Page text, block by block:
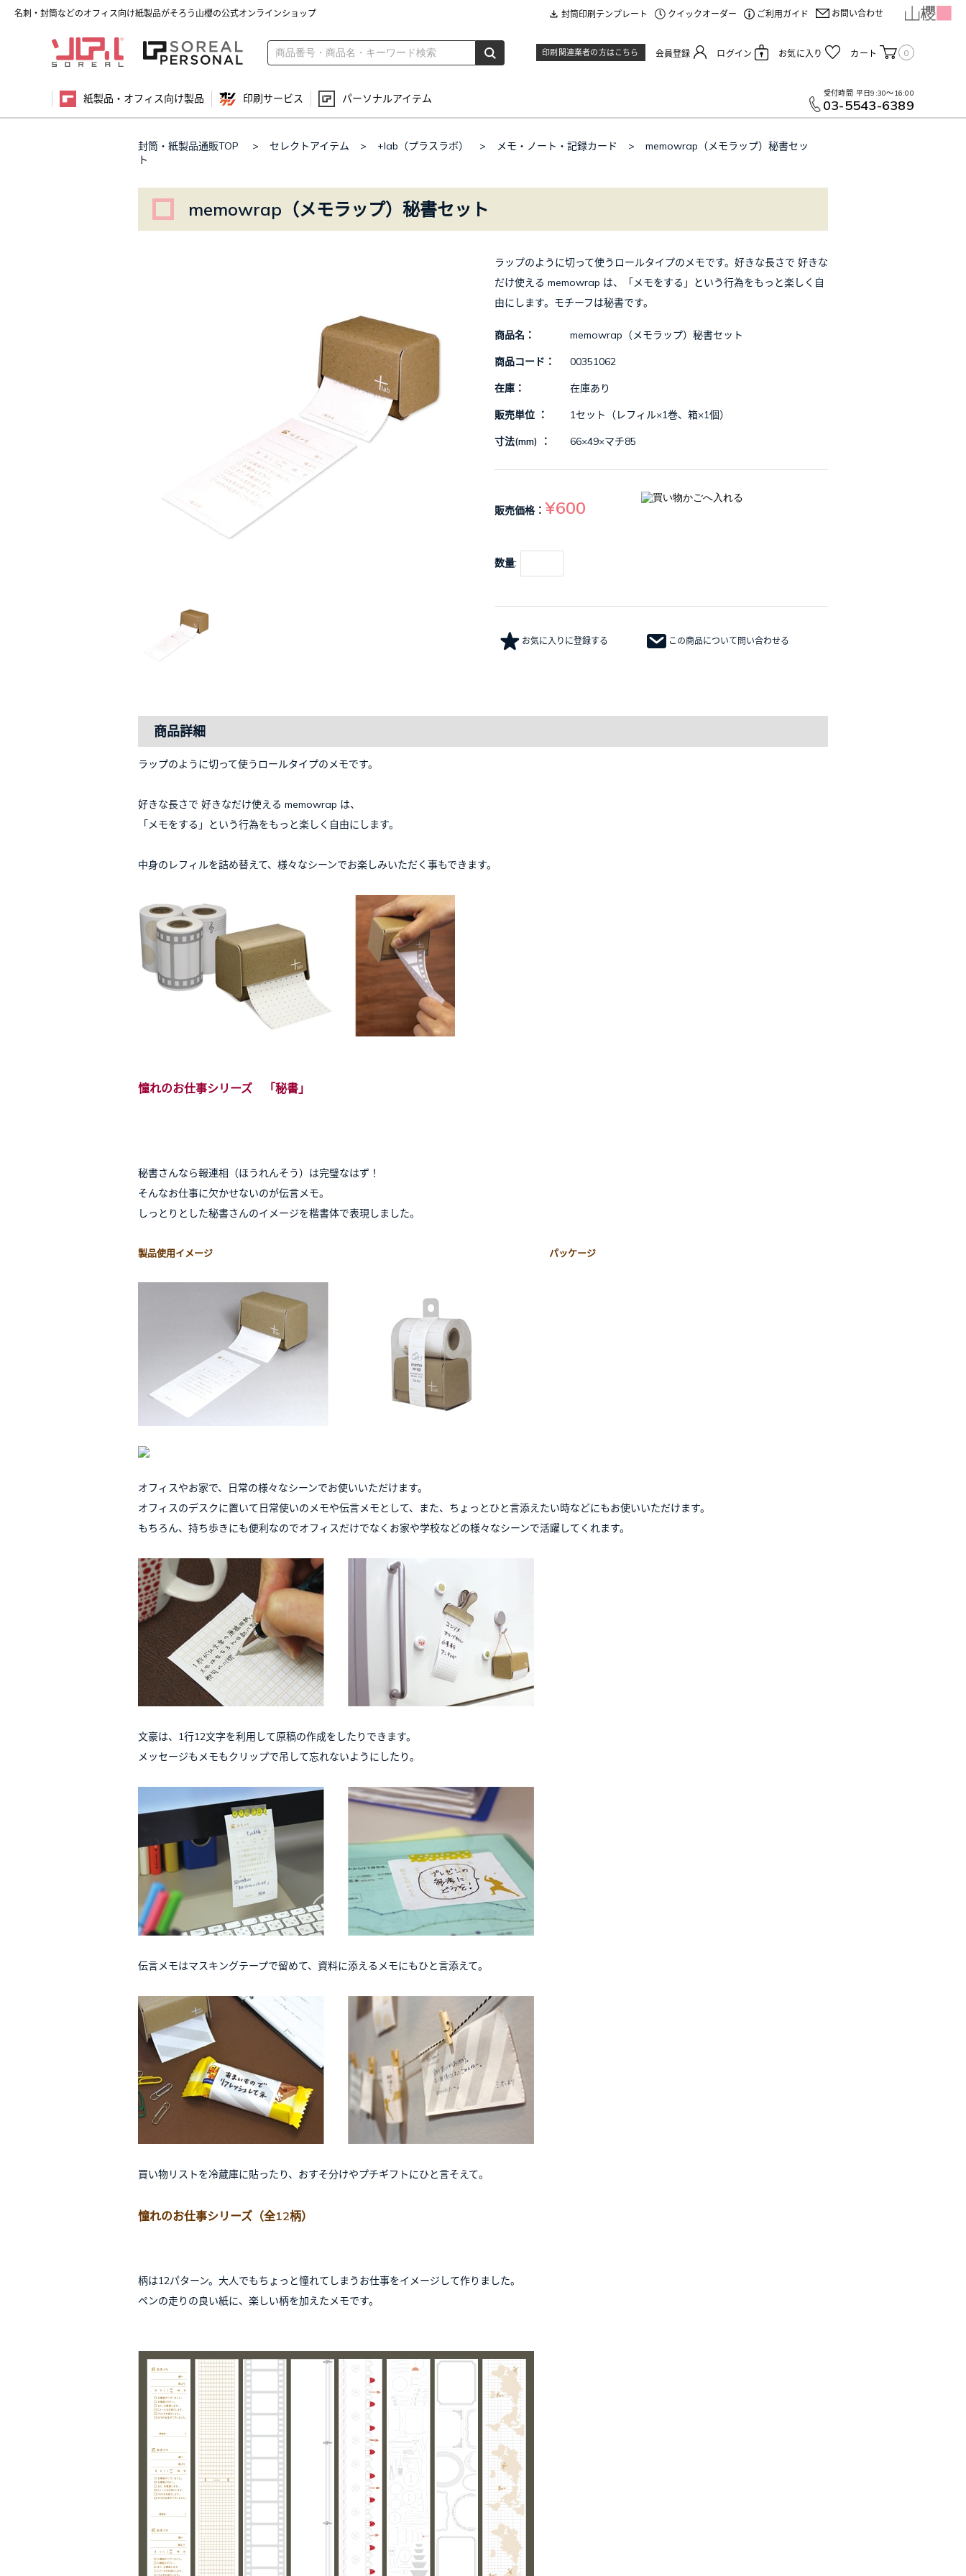
名刺・封筒などのオフィス向け紙製品がそろう山櫻の公式オンラインショップ 封筒印刷テンプレート クイックオーダー ご利用ガイド お問い合わせ
印刷関連業者の方はこちら 会員登録 ログイン お気に入り カート 0
紙製品・オフィス向け製品 印刷サービス パーソナルアイテム 受付時間 平日9:30～16:00
03-5543-6389
封筒・紙製品通販TOP > セレクトアイテム > +lab（プラスラボ） > メモ・ノート・記録カード >
memowrap（メモラップ）秘書セッ
ト
memowrap（メモラップ）秘書セット
ラップのように切って使うロールタイプのメモです。好きな長さで 好きな
だけ使える memowrap は、「メモをする」という行為をもっと楽しく自
由にします。モチーフは秘書です。
商品名： memowrap（メモラップ）秘書セット
商品コード： 00351062
在庫： 在庫あり
販売単位 ： 1セット（レフィル×1巻、箱×1個）
寸法(mm) ： 66×49×マチ85
販売価格： ¥600
数量:
お気に入りに登録する この商品について問い合わせる
商品詳細
ラップのように切って使うロールタイプのメモです。
好きな長さで 好きなだけ使える memowrap は、
「メモをする」という行為をもっと楽しく自由にします。
中身のレフィルを詰め替えて、様々なシーンでお楽しみいただく事もできます。
憧れのお仕事シリーズ 「秘書」
秘書さんなら報連相（ほうれんそう）は完璧なはず！
そんなお仕事に欠かせないのが伝言メモ。
しっとりとした秘書さんのイメージを楷書体で表現しました。
製品使用イメージ パッケージ
オフィスやお家で、日常の様々なシーンでお使いいただけます。
オフィスのデスクに置いて日常使いのメモや伝言メモとして、また、ちょっとひと言添えたい時などにもお使いいただけます。
もちろん、持ち歩きにも便利なのでオフィスだけでなくお家や学校などの様々なシーンで活躍してくれます。
文豪は、1行12文字を利用して原稿の作成をしたりできます。
メッセージもメモもクリップで吊して忘れないようにしたり。
伝言メモはマスキングテープで留めて、資料に添えるメモにもひと言添えて。
買い物リストを冷蔵庫に貼ったり、おすそ分けやプチギフトにひと言そえて。
憧れのお仕事シリーズ（全12柄）
柄は12パターン。大人でもちょっと憧れてしまうお仕事をイメージして作りました。
ペンの走りの良い紙に、楽しい柄を加えたメモです。